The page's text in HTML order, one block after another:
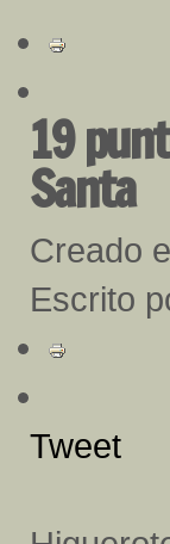
19
Santa
Creado
Escrito
Tweet